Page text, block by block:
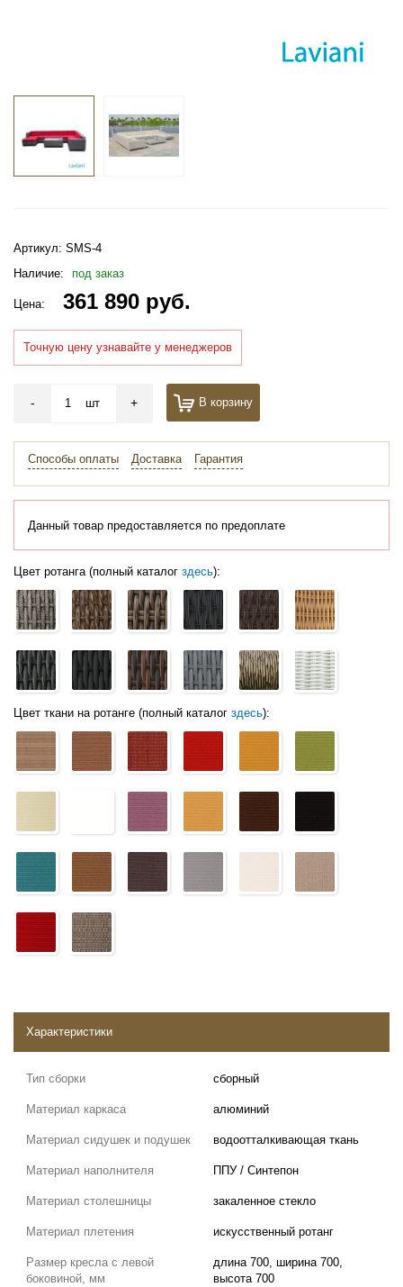
Артикул: SMS-4
Наличие:
под заказ
Цена: 361 890 руб.
Точную цену узнавайте у менеджеров
- шт + В корзину
Способы оплаты Доставка Гарантия
Данный товар предоставляется по предоплате
Цвет ротанга (полный каталог здесь):
Цвет ткани на ротанге (полный каталог здесь):
Характеристики
Тип сборки сборный
Материал каркаса алюминий
Материал сидушек и подушек водоотталкивающая ткань
Материал наполнителя ППУ / Синтепон
Материал столешницы закаленное стекло
Материал плетения искусственный ротанг
Размер кресла с левой
боковиной, мм
длина 700, ширина 700,
высота 700